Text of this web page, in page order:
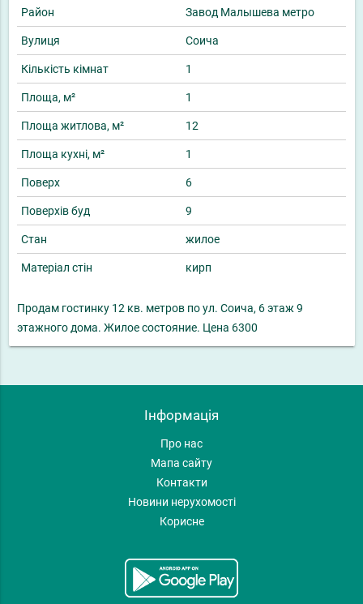
Район Завод Малышева метро
Вулиця Соича
Кількість кімнат 1
Площа, м² 1
Площа житлова, м² 12
Площа кухні, м² 1
Поверх 6
Поверхів буд 9
Стан жилое
Матеріал стін кирп
Продам гостинку 12 кв. метров по ул. Соича, 6 этаж 9
этажного дома. Жилое состояние. Цена 6300
Інформація
Про нас
Мапа сайту
Контакти
Новини нерухомості
Корисне